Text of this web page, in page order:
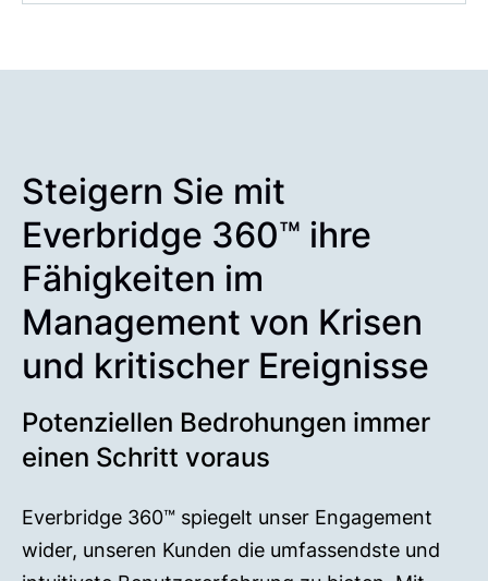
Steigern Sie mit
Everbridge 360™ ihre
Fähigkeiten im
Management von Krisen
und kritischer Ereignisse
Potenziellen Bedrohungen immer
einen Schritt voraus
Everbridge 360™ spiegelt unser Engagement
wider, unseren Kunden die umfassendste und